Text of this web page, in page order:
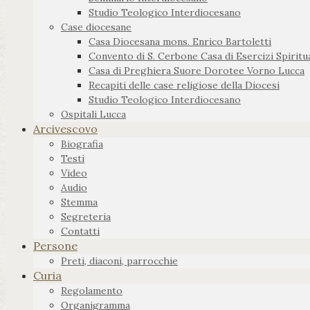
Studio Teologico Interdiocesano
Case diocesane
Casa Diocesana mons. Enrico Bartoletti
Convento di S. Cerbone Casa di Esercizi
Casa di Preghiera Suore Dorotee Vorno Lucca
Recapiti delle case religiose della Diocesi
Studio Teologico Interdiocesano
Ospitali Lucca
Arcivescovo
Biografia
Testi
Video
Audio
Stemma
Segreteria
Contatti
Persone
Preti, diaconi, parrocchie
Curia
Regolamento
Organigramma